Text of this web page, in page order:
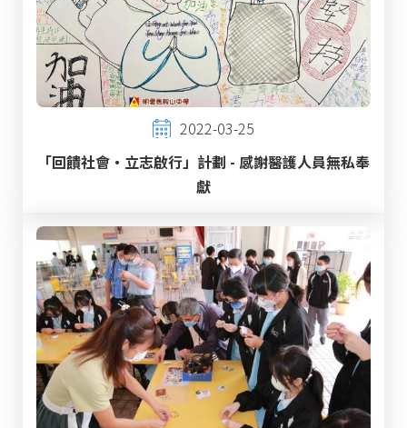
2022-03-25
「回饋社會‧立志啟行」計劃 - 感謝醫護人員無私奉
獻